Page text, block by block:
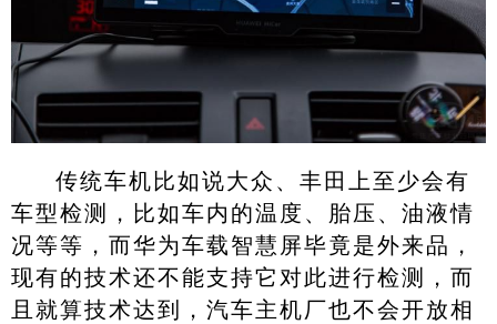
传统车机比如说大众、丰田上至少会有
车型检测，比如车内的温度、胎压、油液情
况等等，而华为车载智慧屏毕竟是外来品，
现有的技术还不能支持它对此进行检测，而
且就算技术达到，汽车主机厂也不会开放相